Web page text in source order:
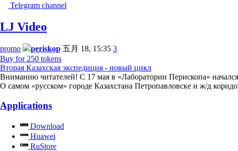
Telegram channel
LJ Video
promo periskop 五月 18, 15:35 3
Buy for 250 tokens
Вторая Казахская экспедиция - новый цикл
Вниманию читателей! С 17 мая в «Лаборатории Перископа»
О самом «русском» городе Казахстана Петропавловске и ж/д
Applications
Download
Huawei
RuStore